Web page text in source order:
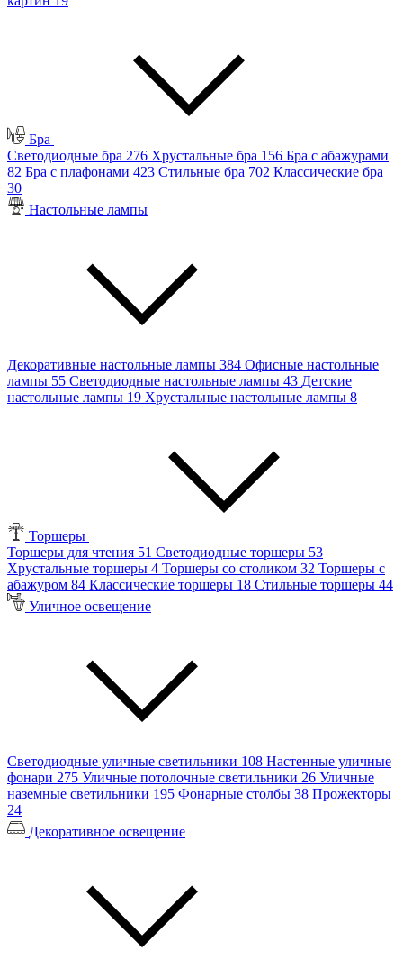
Бра
Светодиодные бра 276 Хрустальные бра 156 Бра с абажурами
82 Бра с плафонами 423 Стильные бра 702 Классические бра
30
Настольные лампы
Декоративные настольные лампы 384 Офисные настольные
лампы 55 Светодиодные настольные лампы 43 Детские
настольные лампы 19 Хрустальные настольные лампы 8
Торшеры
Торшеры для чтения 51 Светодиодные торшеры 53
Хрустальные торшеры 4 Торшеры со столиком 32 Торшеры с
абажуром 84 Классические торшеры 18 Стильные торшеры 44
Уличное освещение
Светодиодные уличные светильники 108 Настенные уличные
фонари 275 Уличные потолочные светильники 26 Уличные
наземные светильники 195 Фонарные столбы 38 Прожекторы
24
Декоративное освещение